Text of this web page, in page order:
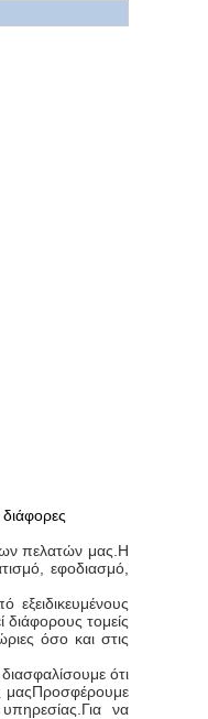
πελατών μας.Η
εφοδιασμό,
τομείς
όσο και στις
ότι
μαςΠροσφέρουμε
να